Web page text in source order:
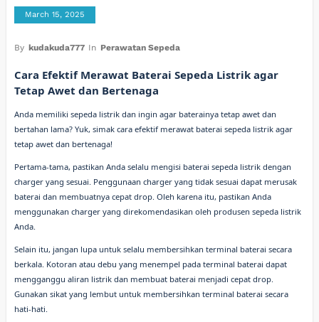
March 15, 2025
By kudakuda777 In Perawatan Sepeda
Cara Efektif Merawat Baterai Sepeda Listrik agar
Tetap Awet dan Bertenaga
Anda memiliki sepeda listrik dan ingin agar baterainya tetap awet dan
bertahan lama? Yuk, simak cara efektif merawat baterai sepeda listrik agar
tetap awet dan bertenaga!
Pertama-tama, pastikan Anda selalu mengisi baterai sepeda listrik dengan
charger yang sesuai. Penggunaan charger yang tidak sesuai dapat merusak
baterai dan membuatnya cepat drop. Oleh karena itu, pastikan Anda
menggunakan charger yang direkomendasikan oleh produsen sepeda listrik
Anda.
Selain itu, jangan lupa untuk selalu membersihkan terminal baterai secara
berkala. Kotoran atau debu yang menempel pada terminal baterai dapat
mengganggu aliran listrik dan membuat baterai menjadi cepat drop.
Gunakan sikat yang lembut untuk membersihkan terminal baterai secara
hati-hati.